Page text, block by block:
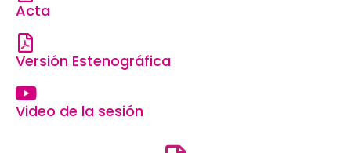
Acta
Versión Estenográfica
Video de la sesión